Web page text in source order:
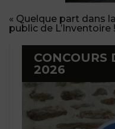
« Quelque part dans
public de L’Inventoire !
CONCOURS
2026